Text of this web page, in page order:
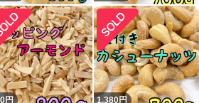
円 1,380円